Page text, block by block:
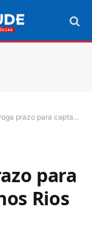
captação de água nos Rios Formoso e Urubu
para
Rios